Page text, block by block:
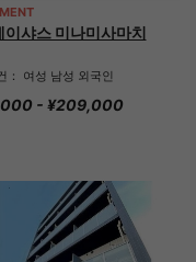
이샤스 미나미사마치
： 여성 남성 외국인
- ¥209,000